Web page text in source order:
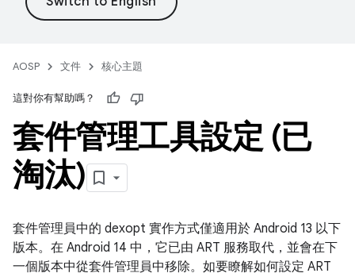
AOSP 文件 核心主題
這對你有幫助嗎？
套件管理工具設定 (已
淘汰)
套件管理員中的 dexopt 實作方式僅適用於 Android 13 以下
版本。在 Android 14 中，它已由 ART 服務取代，並會在下
一個版本中從套件管理員中移除。如要瞭解如何設定 ART